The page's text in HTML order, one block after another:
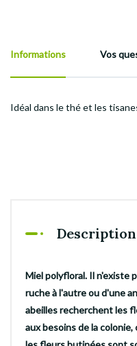
Informations Vos
Idéal dans le thé et les
Description
Miel polyfloral. Il n'existe
ruche à l'autre ou d'une
abeilles recherchent les
aux besoins de la